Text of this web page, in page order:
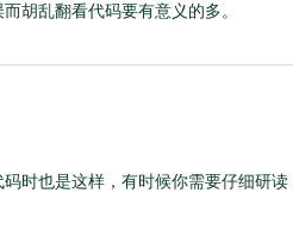
胡乱翻看代码要有意义的多。
时也是这样，有时候你需要仔细研读